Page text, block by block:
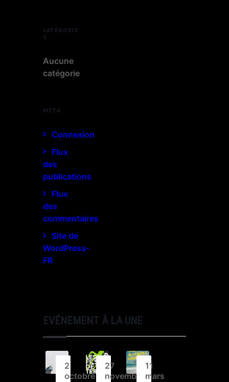
CATÉGORIE
S
Aucune
catégorie
MÉTA
Connexion
Flux
des
publications
Flux
des
commentaires
Site de
WordPress-
FR
EVÉNEMENT À LA UNE
2
octobre
27
novembre
11
mars